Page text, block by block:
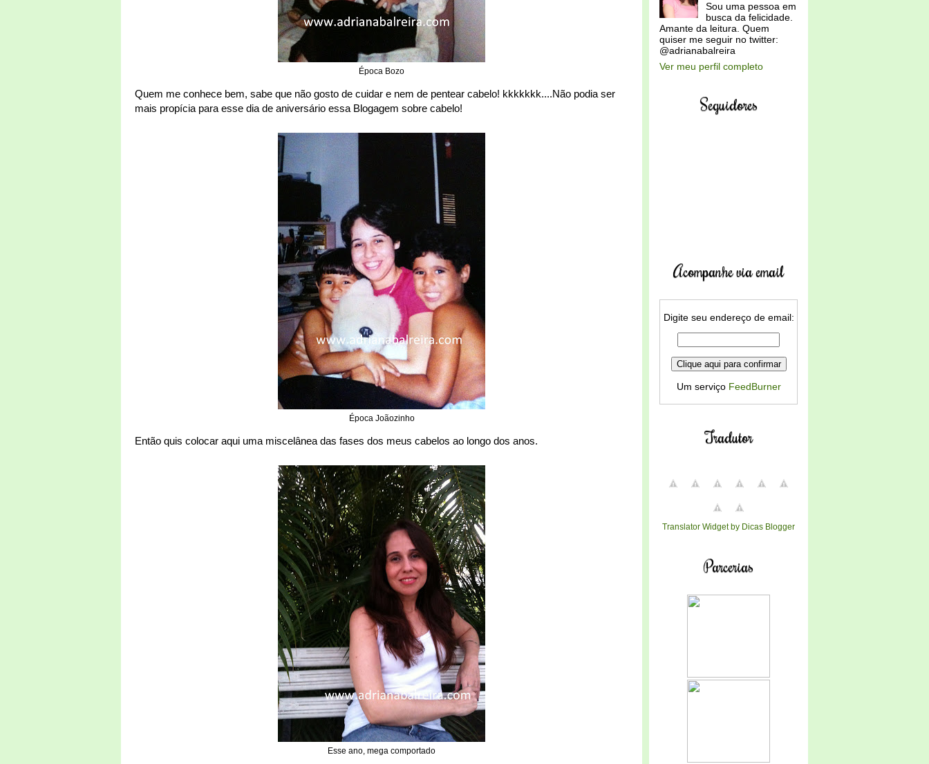
Época Bozo
Quem me conhece bem, sabe que não gosto de cuidar e nem de pentear cabelo! kkkkkkk....Não podia ser
mais propícia para esse dia de aniversário essa Blogagem sobre cabelo!
Época Joãozinho
Então quis colocar aqui uma miscelânea das fases dos meus cabelos ao longo dos anos.
Esse ano, mega comportado
Sou uma pessoa em
busca da felicidade.
Amante da leitura. Quem
quiser me seguir no twitter:
@adrianabalreira
Ver meu perfil completo
Seguidores
Acompanhe via email
Digite seu endereço de email:
Um serviço FeedBurner
Tradutor
Translator Widget by Dicas Blogger
Parcerias